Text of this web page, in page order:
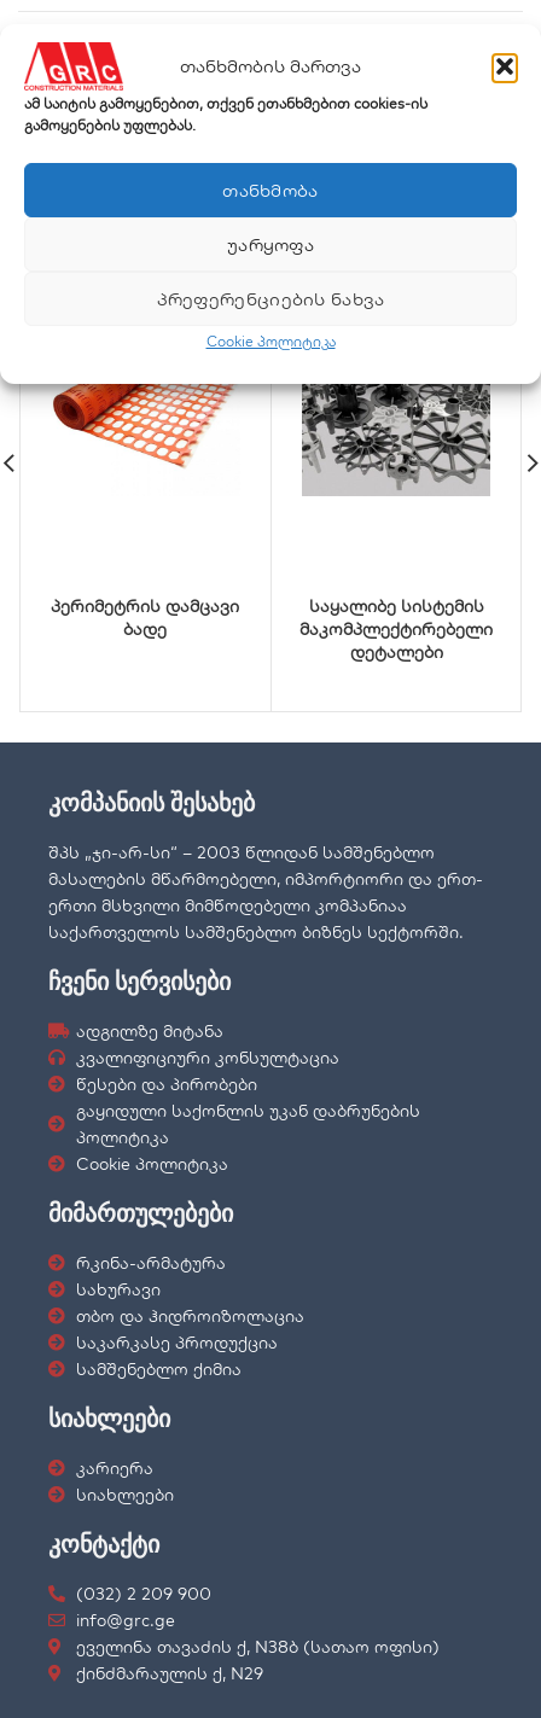
თანხმობის მართვა
ამ საიტის გამოყენებით, თქვენ ეთანხმებით cookies-ის
გამოყენების უფლებას.
ᲗᲐᲜᲮᲛᲝᲑᲐ
ᲣᲐᲠᲧᲝᲤᲐ
ᲞᲠᲔᲤᲔᲠᲔᲜᲪᲘᲔᲑᲘᲡ ᲜᲐᲮᲕᲐ
Cookie პოლიტიკა
RELATED PRODUCTS
პერიმეტრის დამცავი
ბადე
საყალიბე სისტემის
მაკომპლექტირებელი
დეტალები
კომპანიის შესახებ
შპს „ჯი-არ-სი“ – 2003 წლიდან სამშენებლო
მასალების მწარმოებელი, იმპორტიორი და ერთ-
ერთი მსხვილი მიმწოდებელი კომპანიაა
საქართველოს სამშენებლო ბიზნეს სექტორში.
ჩვენი სერვისები
ადგილზე მიტანა
კვალიფიციური კონსულტაცია
წესები და პირობები
გაყიდული საქონლის უკან დაბრუნების
პოლიტიკა
Cookie პოლიტიკა
მიმართულებები
რკინა-არმატურა
სახურავი
თბო და ჰიდროიზოლაცია
საკარკასე პროდუქცია
სამშენებლო ქიმია
სიახლეები
კარიერა
სიახლეები
კონტაქტი
(032) 2 209 900
info@grc.ge
ეველინა თავაძის ქ, N38ბ (სათაო ოფისი)
ქინძმარაულის ქ, N29